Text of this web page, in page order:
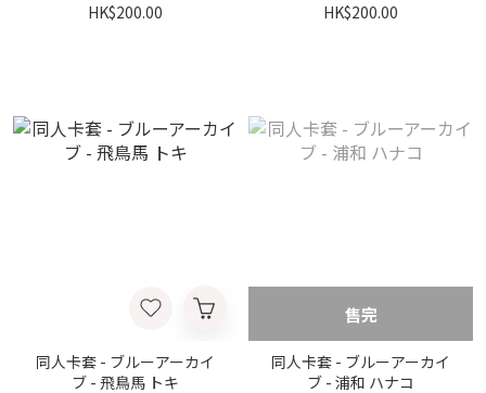
HK$200.00
HK$200.00
同人卡套 - ブルーアーカイ
ブ - 飛鳥馬 トキ
售完
同人卡套 - ブルーアーカイ
ブ - 浦和 ハナコ